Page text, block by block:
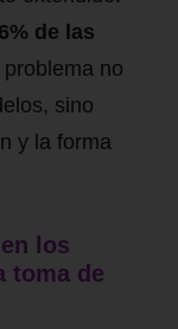
de las
no
sino
y la forma
los
toma de